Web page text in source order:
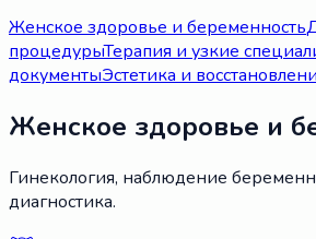
Женское здоровье и беременность
процедурыТерапия и узкие
документыЭстетика и
Женское здоровье и
Гинекология, наблюдение
диагностика.